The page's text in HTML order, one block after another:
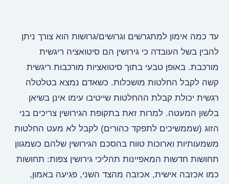
עד כמה אימון למתגרשים וגרושים/גרושות הוא צורך ניתן
להבין בשל העובדה כי גירושין הם סיטואציה ריגשית
מורכבת. באופן טבעי בתוך סיטואציות מורכבות ריגשית
קשה לקבל החלטות מושכלות. כשאדם נמצא בטלטלה
רגשית יכולת קבלת ההחלטות שייטיבו עימו אינן בשיאן
בלשון המעטה. למרות זאת בתקופת הגירושין צריכים בני
הזוג (שממשיכים לתפקד כהורים) לקבל לא מעט החלטות
משמעותיות וארוכות טווח בהסכם הגירושין שלהם כשמגוון
תחושות חדשות המאפיינות תהליכי גירושין צפות: תחושות
כמו אכזבה אישית, אכזבה מהצד השני, פגיעה באמון,